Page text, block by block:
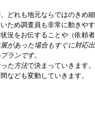
どれも地元ならではのきめ細
ため調査員も非常に動きやす
況をお伝することや（依頼者
があった場合もすぐに対応出
ランです。
た方法で決まっていきます。
なども変動していきます。